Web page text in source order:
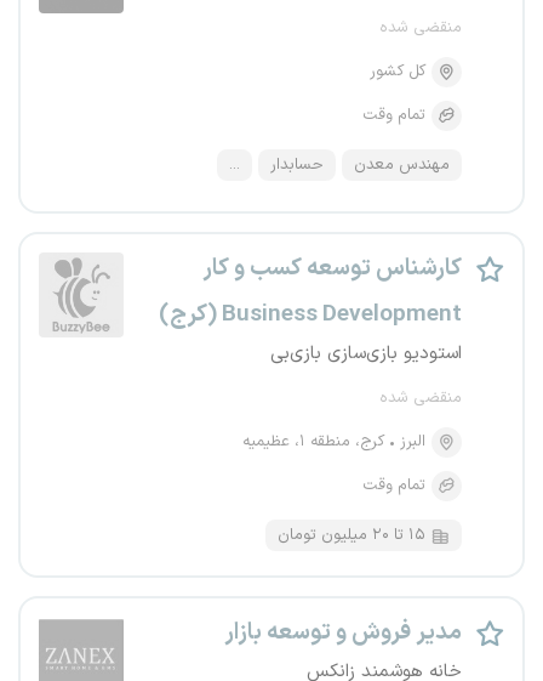
منقضی شده
کل کشور
تمام وقت
مهندس معدن حسابدار ...
کارشناس توسعه کسب‌ و کار
Business Development (کرج)
استودیو بازی‌سازی بازی‌بی
منقضی شده
البرز
کرج، منطقه ۱، عظیمیه
تمام وقت
۱۵ تا ۲۰ میلیون تومان
مدیر فروش و توسعه بازار
خانه هوشمند زانکس